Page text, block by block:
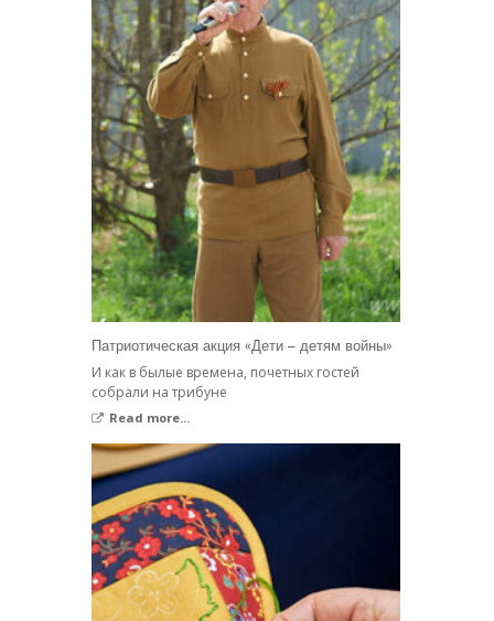
Патриотическая акция «Дети – детям войны»
И как в былые времена, почетных гостей
собрали на трибуне
Read more...